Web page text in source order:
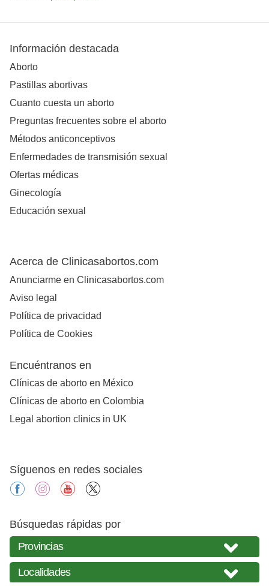
Información destacada
Aborto
Pastillas abortivas
Cuanto cuesta un aborto
Preguntas frecuentes sobre el aborto
Métodos anticonceptivos
Enfermedades de transmisión sexual
Ofertas médicas
Ginecología
Educación sexual
Acerca de Clinicasabortos.com
Anunciarme en Clinicasabortos.com
Aviso legal
Política de privacidad
Política de Cookies
Encuéntranos en
Clínicas de aborto en México
Clínicas de aborto en Colombia
Legal abortion clinics in UK
Síguenos en redes sociales
facebookinstagramyoutube
Búsquedas rápidas por